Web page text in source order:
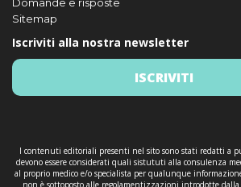
Sitemap
Iscriviti alla nostra newsletter
ISCRIVITI
I contenuti editoriali presenti nel sito sono stati redatti a
devono essere considerati quali sistututi alla consulenza
al proprio medico e/o specialista per qualunque
non è sottoposto alle regolamentizzazioni introdotte dalla